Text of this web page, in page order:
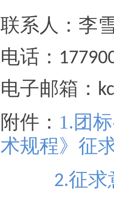
联系人：李
电话：
电子邮箱：
附件： 1.团
术规程》征
2.征求